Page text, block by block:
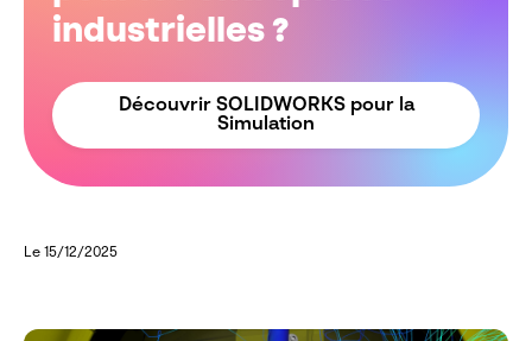
industrielles ?
Découvrir SOLIDWORKS pour la
Simulation
Le 15/12/2025